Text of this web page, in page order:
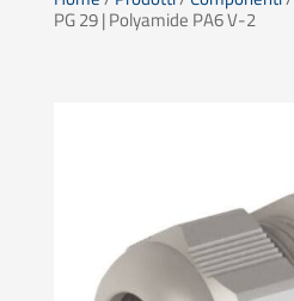
PG 29 | Polyamide PA6 V-2